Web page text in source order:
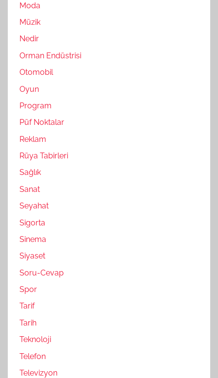
Moda
Müzik
Nedir
Orman Endüstrisi
Otomobil
Oyun
Program
Püf Noktalar
Reklam
Rüya Tabirleri
Sağlık
Sanat
Seyahat
Sigorta
Sinema
Siyaset
Soru-Cevap
Spor
Tarif
Tarih
Teknoloji
Telefon
Televizyon